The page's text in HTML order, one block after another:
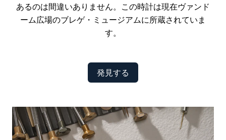
あるのは間違いありません。この時計は現在ヴァンド
ーム広場のブレゲ・ミュージアムに所蔵されていま
す。
発見する